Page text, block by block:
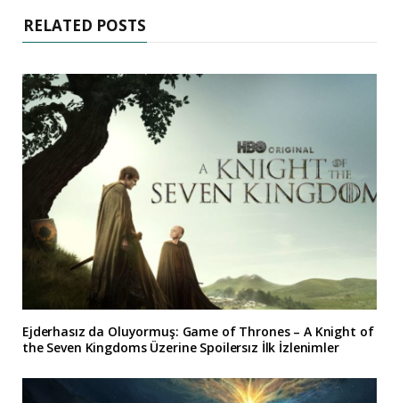
RELATED POSTS
Ejderhasız da Oluyormuş: Game of Thrones – A Knight of
the Seven Kingdoms Üzerine Spoilersız İlk İzlenimler